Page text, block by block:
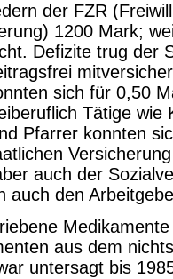
der FZR
1200 Mark;
Defizite trug der
sich für 0,50
Tätige wie
Pfarrer konnten
auch der
auch den
aus dem
untersagt bis